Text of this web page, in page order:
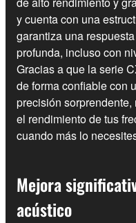
y cuenta con una
garantiza una
profunda, incluso con
Gracias a que la serie
de forma confiable con
precisión
el rendimiento de tus
cuando más lo
Mejora
acústico